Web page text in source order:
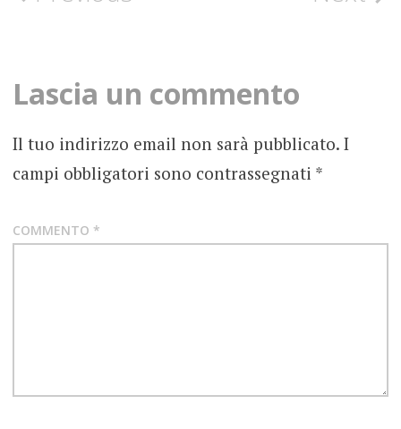
NEW
NOCTAE
NUOVO
SCARY
TRENT
Lascia un commento
Il tuo indirizzo email non sarà pubblicato. I
campi obbligatori sono contrassegnati *
COMMENTO *